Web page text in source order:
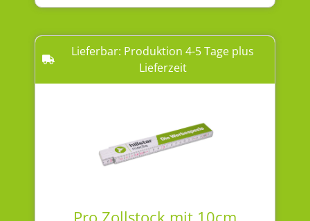
Lieferbar: Produktion 4-5 Tage plus
Lieferzeit